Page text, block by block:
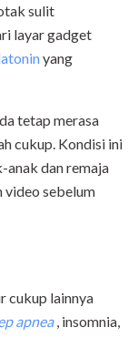
sulit
layar gadget
yang
tetap merasa
cukup. Kondisi ini
anak dan remaja
video sebelum
cukup lainnya
apnea, insomnia,